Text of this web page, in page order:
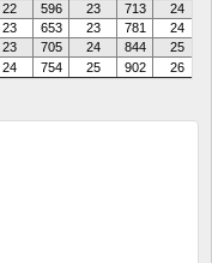
22 596 23 713 24
23 653 23 781 24
23 705 24 844 25
24 754 25 902 26